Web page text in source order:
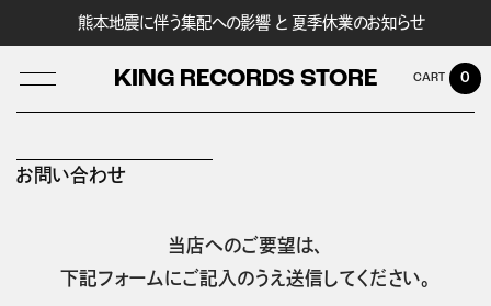
熊本地震に伴う集配への影響 と 夏季休業のお知らせ
KING RECORDS STORE 0
お問い合わせ
当店へのご要望は、
下記フォームにご記入のうえ送信してください。